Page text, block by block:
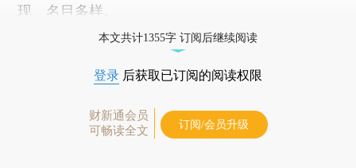
现、名目多样。
本文共计1355字 订阅后继续阅读
登录 后获取已订阅的阅读权限
财新通会员
可畅读全文
订阅/会员升级